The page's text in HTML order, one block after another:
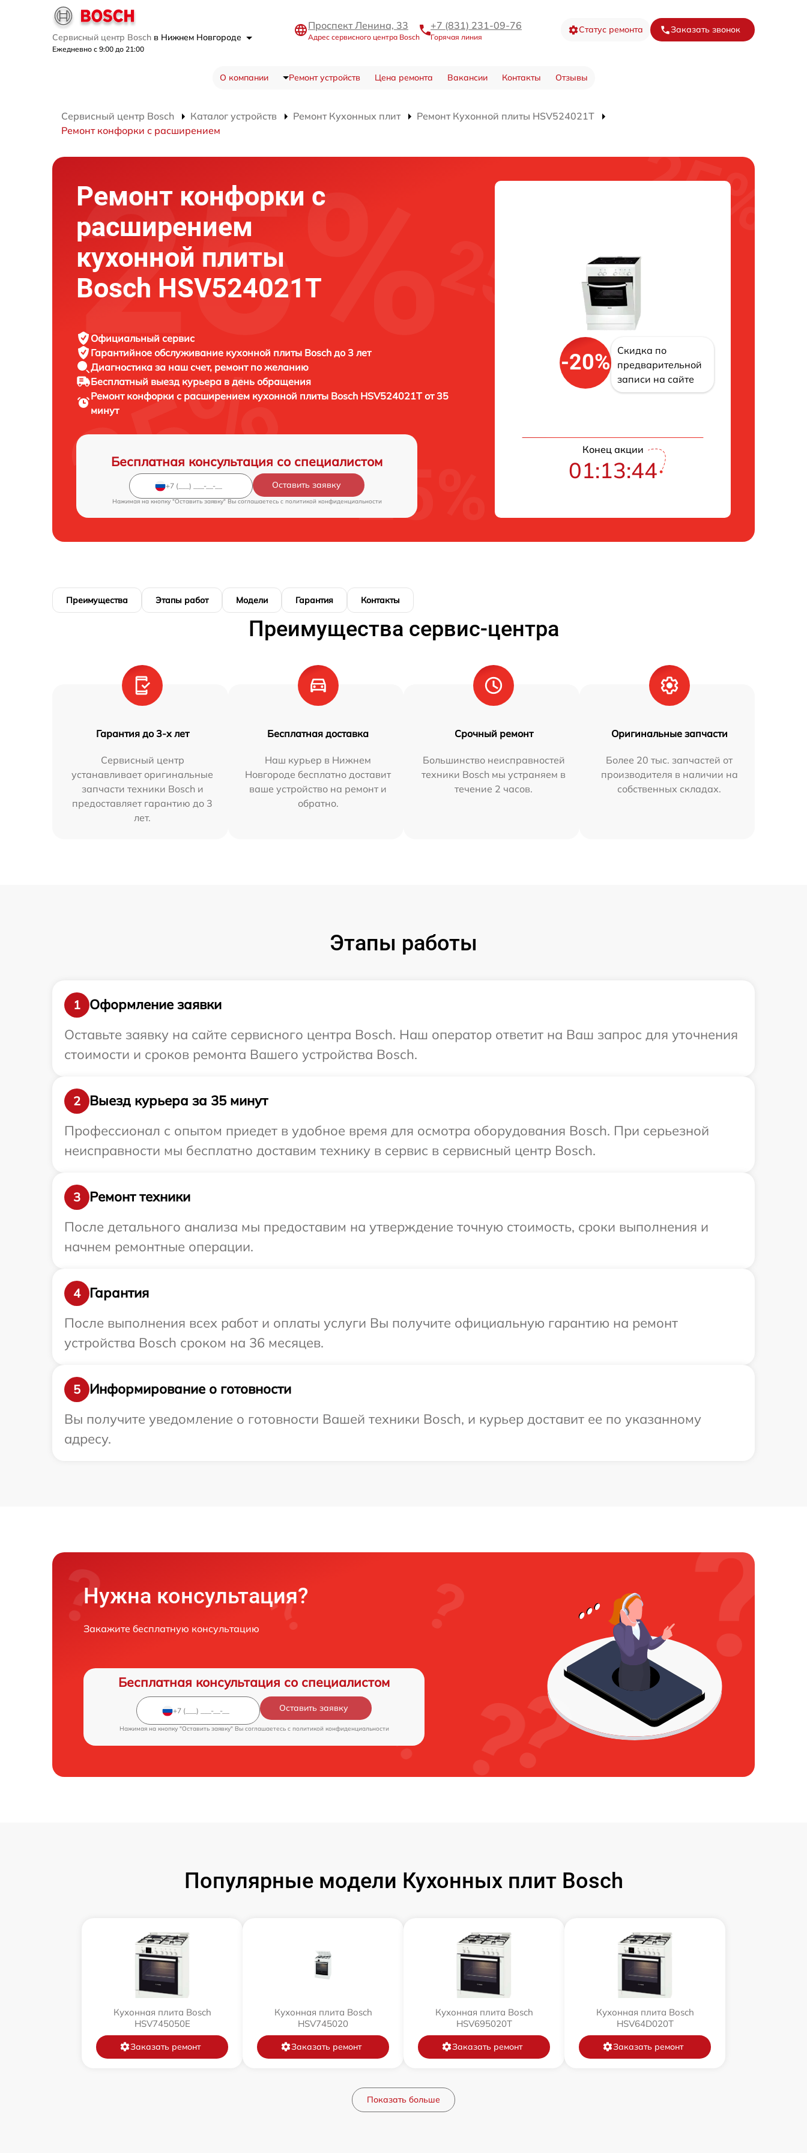
Сервисный центр Bosch в Нижнем Новгороде
Ежедневно с 9:00 до 21:00
Проспект Ленина, 33
Адрес сервисного центра Bosch
+7 (831) 231-09-76
Горячая линия
Статус ремонта Заказать звонок
О компании Ремонт устройств Цена ремонта Вакансии Контакты Отзывы
Сервисный центр Bosch Каталог устройств Ремонт Кухонных плит
Ремонт Кухонной плиты HSV524021T
Ремонт конфорки с расширением
Ремонт конфорки с
расширением
кухонной плиты
Bosch HSV524021T
Официальный сервис
Гарантийное обслуживание кухонной плиты Bosch до 3 лет
Диагностика за наш счет, ремонт по желанию
Бесплатный выезд курьера в день обращения
Ремонт конфорки с расширением кухонной плиты Bosch HSV524021T от 35
минут
Бесплатная консультация со специалистом
Оставить заявку
Нажимая на кнопку "Оставить заявку" Вы соглашаетесь c политикой конфиденциальности
-20%
Скидка по
предварительной
записи на сайте
Конец акции
01:13:43
Преимущества Этапы работ Модели Гарантия Контакты
Преимущества сервис-центра
Гарантия до 3-х лет
Сервисный центр
устанавливает оригинальные
запчасти техники Bosch и
предоставляет гарантию до 3
лет.
Бесплатная доставка
Наш курьер в Нижнем
Новгороде бесплатно доставит
ваше устройство на ремонт и
обратно.
Срочный ремонт
Большинство неисправностей
техники Bosch мы устраняем в
течение 2 часов.
Оригинальные запчасти
Более 20 тыс. запчастей от
производителя в наличии на
собственных складах.
Этапы работы
1
Оформление заявки
Оставьте заявку на сайте сервисного центра Bosch. Наш оператор ответит на Ваш запрос для уточнения
стоимости и сроков ремонта Вашего устройства Bosch.
2
Выезд курьера за 35 минут
Профессионал с опытом приедет в удобное время для осмотра оборудования Bosch. При серьезной
неисправности мы бесплатно доставим технику в сервис в сервисный центр Bosch.
3
Ремонт техники
После детального анализа мы предоставим на утверждение точную стоимость, сроки выполнения и
начнем ремонтные операции.
4
Гарантия
После выполнения всех работ и оплаты услуги Вы получите официальную гарантию на ремонт
устройства Bosch сроком на 36 месяцев.
5
Информирование о готовности
Вы получите уведомление о готовности Вашей техники Bosch, и курьер доставит ее по указанному
адресу.
Нужна консультация?
Закажите бесплатную консультацию
Бесплатная консультация со специалистом
Оставить заявку
Нажимая на кнопку "Оставить заявку" Вы соглашаетесь c политикой конфиденциальности
Популярные модели Кухонных плит Bosch
Кухонная плита Bosch
HSV745050E
Заказать ремонт
Кухонная плита Bosch
HSV745020
Заказать ремонт
Кухонная плита Bosch
HSV695020T
Заказать ремонт
Кухонная плита Bosch
HSV64D020T
Заказать ремонт
Показать больше